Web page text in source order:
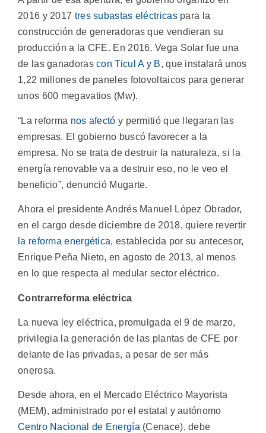
2016 y 2017 tres subastas eléctricaspara la
construcción de generadoras que vendieran su
producción a la CFE. En 2016, Vega Solar fue una
de las ganadorascon Ticul A y B, que instalará unos
1,22 millones de paneles fotovoltaicos para generar
unos 600 megavatios (Mw).
“La reforma nos afectó y permitió que llegaran las
empresas. El gobierno buscó favorecer a la
empresa. No se trata de destruir la naturaleza, si la
energía renovable va a destruir eso, no le veo el
beneficio”, denunció Mugarte.
Ahora el presidente Andrés Manuel López Obrador,
en el cargo desde diciembre de 2018, quiere revertir
la reforma energética, establecida por su antecesor,
Enrique Peña Nieto, en agosto de 2013, al menos
en lo que respecta al medular sector eléctrico.
Contrarreforma eléctrica
La nueva ley eléctrica, promulgada el 9 de marzo,
privilegia la generación de las plantas de CFE por
delante de las privadas, a pesar de ser más
onerosa.
Desde ahora, en el Mercado Eléctrico Mayorista
(MEM), administrado por el estatal y autónomo
Centro Nacional de Energía(Cenace), debe